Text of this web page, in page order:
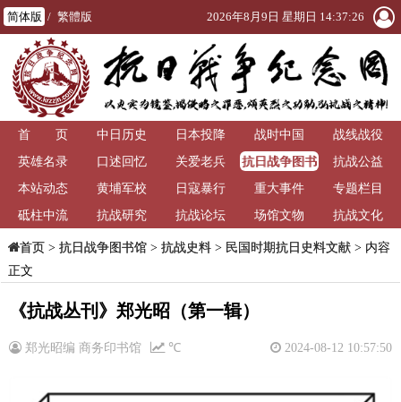
简体版 / 繁體版 2026年8月9日 星期日 14:37:27
首 页 中日历史 日本投降 战时中国
战线战役
英雄名录
口述回忆 关爱老兵
抗日战争图书
馆
抗战公益
本站动态
黄埔军校 日寇暴行 重大事件
专题栏目
砥柱中流
抗战研究 抗战论坛 场馆文物 抗战文化
首页> 抗日战争图书馆> 抗战史料> 民国时期抗日史料文献> 内容
正文
《抗战丛刊》郑光昭（第一辑）
郑光昭编 商务印书馆 2024-08-12 10:57:50
℃